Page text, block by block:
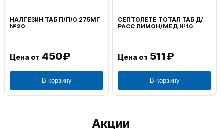
ВОЛЬТАРЕН ЭМУЛЬГЕЛЬ
НАРУЖ 2% 100Г
Цена от 1 195₽
В корзину
ФЕНИСТИЛ ГЕЛЬ НАРУЖ
0,1% 50Г
Цена от 804₽
В корзину
Акции